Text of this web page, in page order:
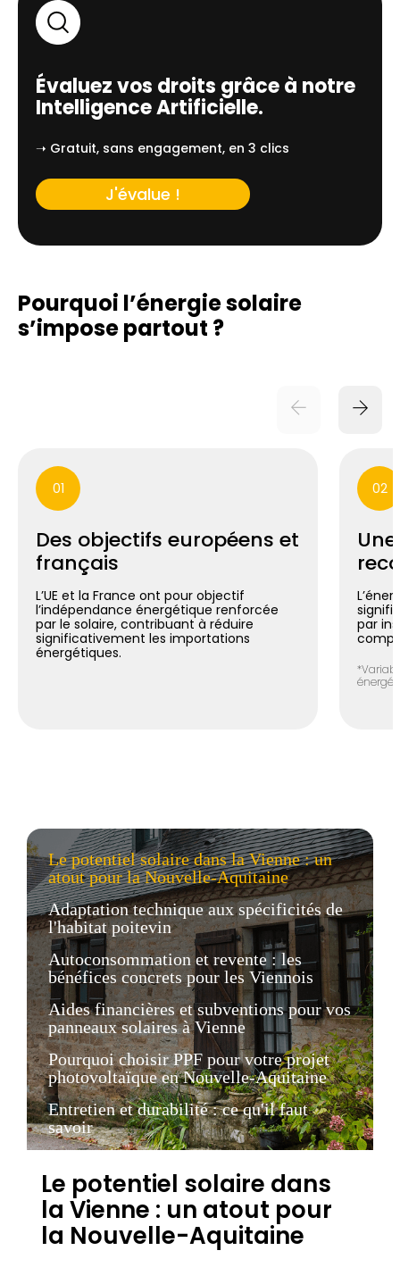
Évaluez vos droits grâce à notre
Intelligence Artificielle.
➝ Gratuit, sans engagement, en 3 clics
J'évalue !
Pourquoi l’énergie solaire
s’impose partout ?
01
Des objectifs européens et
français
L’UE et la France ont pour objectif
l’indépendance énergétique renforcée
par le solaire, contribuant à réduire
significativement les importations
énergétiques.
02
par
Le potentiel solaire dans la Vienne : un
atout pour la Nouvelle-Aquitaine
Adaptation technique aux spécificités de
l'habitat poitevin
Autoconsommation et revente : les
bénéfices concrets pour les Viennois
Aides financières et subventions pour vos
panneaux solaires à Vienne
Pourquoi choisir PPF pour votre projet
photovoltaïque en Nouvelle-Aquitaine
Entretien et durabilité : ce qu'il faut
savoir
Le potentiel solaire dans
la Vienne : un atout pour
la Nouvelle-Aquitaine